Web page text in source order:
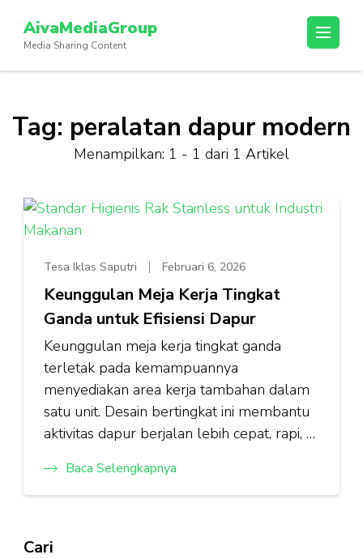
konten
(Tekan
AivaMediaGroup
Media Sharing Content
Tag: peralatan dapur modern
Menampilkan: 1 - 1 dari 1 Artikel
Tesa Iklas Saputri Februari 6, 2026
Keunggulan Meja Kerja Tingkat
Ganda untuk Efisiensi Dapur
Keunggulan meja kerja tingkat ganda
terletak pada kemampuannya
menyediakan area kerja tambahan dalam
satu unit. Desain bertingkat ini membantu
aktivitas dapur berjalan lebih cepat, rapi, …
Baca Selengkapnya
Cari